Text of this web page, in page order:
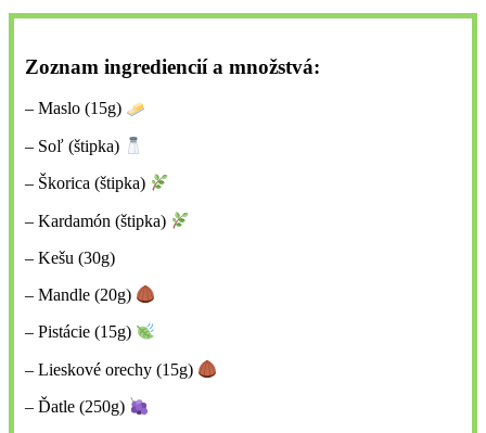
Zoznam ingrediencií a množstvá:
– Maslo (15g)
– Soľ (štipka)
– Škorica (štipka)
– Kardamón (štipka)
– Kešu (30g)
– Mandle (20g)
– Pistácie (15g)
– Lieskové orechy (15g)
– Ďatle (250g)